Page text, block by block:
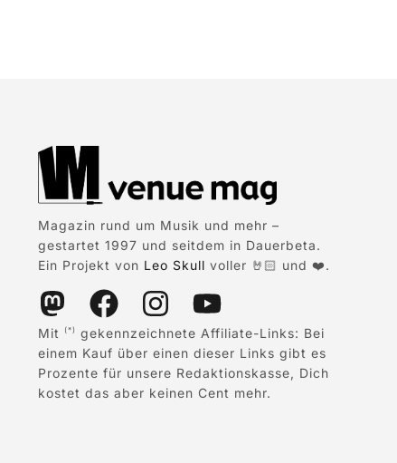
Magazin rund um Musik und mehr –
gestartet 1997 und seitdem in Dauerbeta.
Ein Projekt von Leo Skull voller 🤘🏻 und ❤️.
Mit (*)
gekennzeichnete Affiliate-Links: Bei
einem Kauf über einen dieser Links gibt es
Prozente für unsere Redaktionskasse, Dich
kostet das aber keinen Cent mehr.